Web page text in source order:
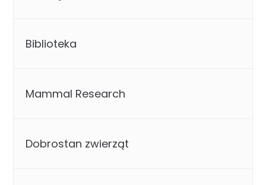
Biblioteka
Mammal Research
Dobrostan zwierząt